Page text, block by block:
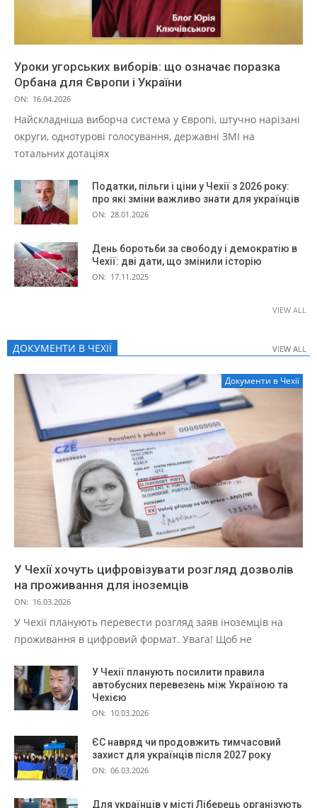
Уроки угорських виборів: що означає поразка
Орбана для Європи і України
ON: 16.04.2026
Найскладніша виборча система у Європі, штучно нарізані
округи, однотурові голосування, державні ЗМІ на
тотальних дотаціях
Податки, пільги і ціни у Чехії з 2026 року:
про які зміни важливо знати для українців
ON: 28.01.2026
День боротьби за свободу і демократію в
Чехії: дві дати, що змінили історію
ON: 17.11.2025
VIEW ALL
ДОКУМЕНТИ В ЧЕХІЇ VIEW ALL
Документи в Чехії
У Чехії хочуть цифровізувати розгляд дозволів
на проживання для іноземців
ON: 16.03.2026
У Чехії планують перевести розгляд заяв іноземців на
проживання в цифровий формат. Увага! Щоб не
У Чехії планують посилити правила
автобусних перевезень між Україною та
Чехією
ON: 10.03.2026
ЄС навряд чи продовжить тимчасовий
захист для українців після 2027 року
ON: 06.03.2026
Для українців у місті Ліберець організують
VIEW ALL